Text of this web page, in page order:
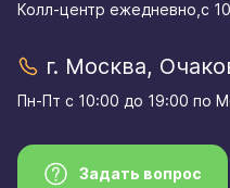
Колл-центр eжедневно,с
г. Москва,
Пн-Пт с 10:00 до 19:00 по
Задать вопрос